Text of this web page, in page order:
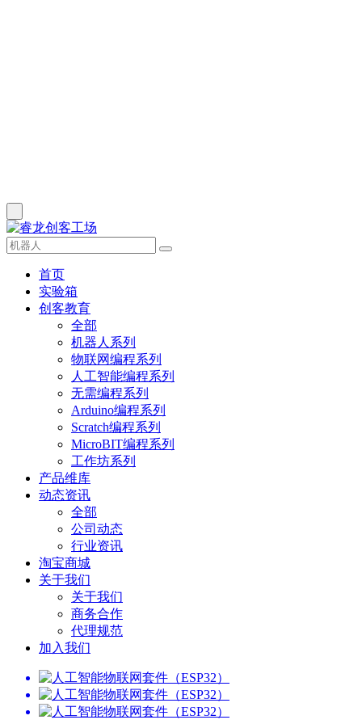
首页
实验箱
创客教育
全部
机器人系列
物联网编程系列
人工智能编程系列
无需编程系列
Arduino编程系列
Scratch编程系列
MicroBIT编程系列
工作坊系列
产品维库
动态资讯
全部
公司动态
行业资讯
淘宝商城
关于我们
关于我们
商务合作
代理规范
加入我们